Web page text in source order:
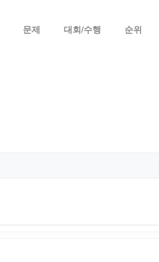
문제 대회/수행 순위